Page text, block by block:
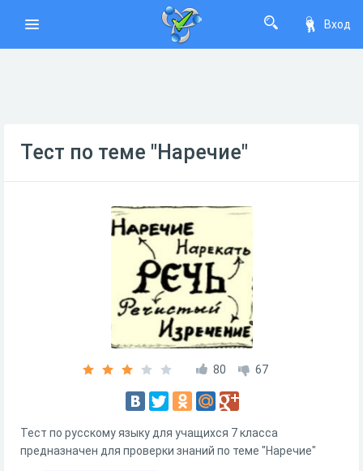
Вход
Тест по теме "Наречие"
80 67
Тест по русскому языку для учащихся 7 класса
предназначен для проверки знаний по теме "Наречие"